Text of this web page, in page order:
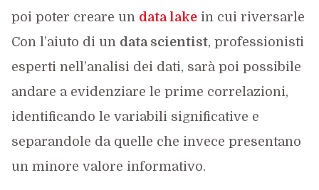
poi poter creare un data lakein cui riversarle
Con l’aiuto di un data scientist, professionisti
esperti nell’analisi dei dati, sarà poi possibile
andare a evidenziare le prime correlazioni,
identificando le variabili significative e
separandole da quelle che invece presentano
un minore valore informativo.